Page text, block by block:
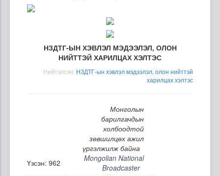
НЗДТГ-ЫН ХЭВЛЭЛ МЭДЭЭЛЭЛ, ОЛОН
НИЙТТЭЙ ХАРИЛЦАХ ХЭЛТЭС
Нийтэлсэн: НЗДТГ-ын хэвлэл мэдээлэл, олон нийттэй
харилцах хэлтэс
Монголын
барилгачдын
холбоодтой
зөвшилцөх ажил
үргэлжилж байна
Үзсэн: 962
Mongolian National
Broadcaster